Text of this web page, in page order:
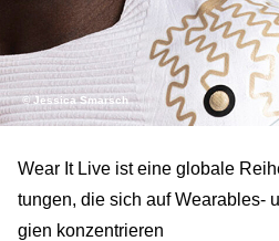
© Jessica Smarsch
Wear It Live ist eine globale
tungen, die sich auf Wearables-
gien konzentrieren